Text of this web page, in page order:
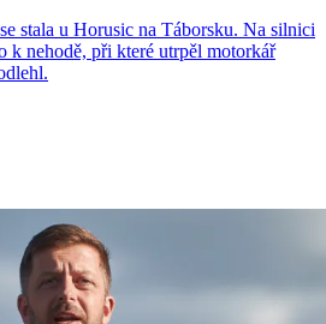
stala u Horusic na Táborsku. Na silnici
k nehodě, při které utrpěl motorkář